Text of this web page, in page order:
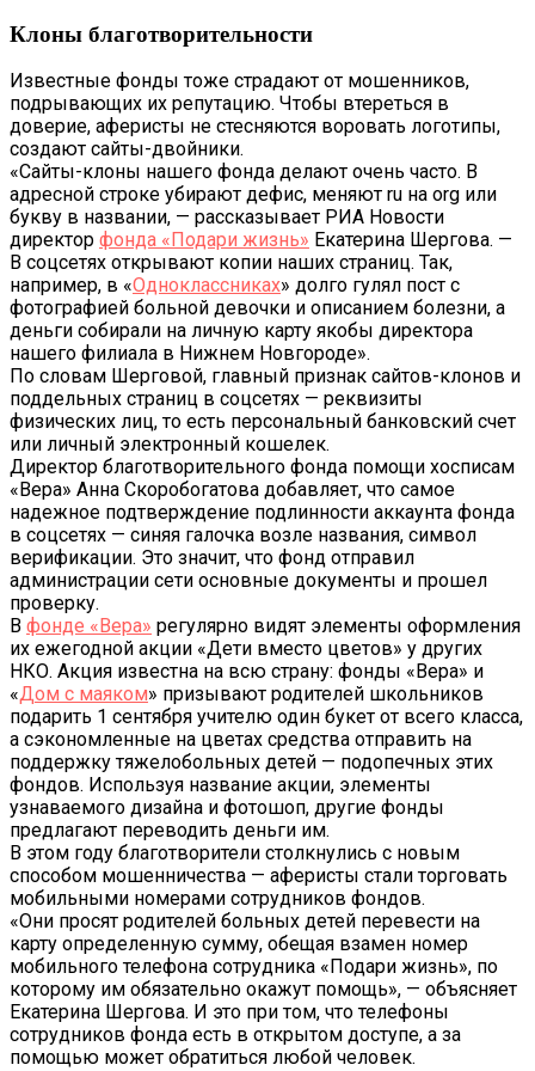
Клоны благотворительности
Известные фонды тоже страдают от мошенников,
подрывающих их репутацию. Чтобы втереться в
доверие, аферисты не стесняются воровать логотипы,
создают сайты-двойники.
«Сайты-клоны нашего фонда делают очень часто. В
адресной строке убирают дефис, меняют ru на org или
букву в названии, — рассказывает РИА Новости
директор фонда «Подари жизнь» Екатерина Шергова. —
В соцсетях открывают копии наших страниц. Так,
например, в «Одноклассниках» долго гулял пост с
фотографией больной девочки и описанием болезни, а
деньги собирали на личную карту якобы директора
нашего филиала в Нижнем Новгороде».
По словам Шерговой, главный признак сайтов-клонов и
поддельных страниц в соцсетях — реквизиты
физических лиц, то есть персональный банковский счет
или личный электронный кошелек.
Директор благотворительного фонда помощи хосписам
«Вера» Анна Скоробогатова добавляет, что самое
надежное подтверждение подлинности аккаунта фонда
в соцсетях — синяя галочка возле названия, символ
верификации. Это значит, что фонд отправил
администрации сети основные документы и прошел
проверку.
В фонде «Вера» регулярно видят элементы оформления
их ежегодной акции «Дети вместо цветов» у других
НКО. Акция известна на всю страну: фонды «Вера» и
«Дом с маяком» призывают родителей школьников
подарить 1 сентября учителю один букет от всего класса,
а сэкономленные на цветах средства отправить на
поддержку тяжелобольных детей — подопечных этих
фондов. Используя название акции, элементы
узнаваемого дизайна и фотошоп, другие фонды
предлагают переводить деньги им.
В этом году благотворители столкнулись с новым
способом мошенничества — аферисты стали торговать
мобильными номерами сотрудников фондов.
«Они просят родителей больных детей перевести на
карту определенную сумму, обещая взамен номер
мобильного телефона сотрудника «Подари жизнь», по
которому им обязательно окажут помощь», — объясняет
Екатерина Шергова. И это при том, что телефоны
сотрудников фонда есть в открытом доступе, а за
помощью может обратиться любой человек.